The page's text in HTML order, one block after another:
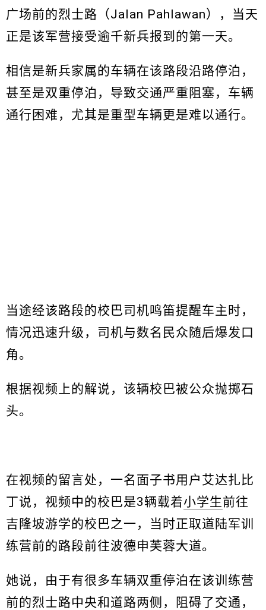
广场前的烈士路（Jalan Pahlawan），当天
正是该军营接受逾千新兵报到的第一天。
相信是新兵家属的车辆在该路段沿路停泊，
甚至是双重停泊，导致交通严重阻塞，车辆
通行困难，尤其是重型车辆更是难以通行。
当途经该路段的校巴司机鸣笛提醒车主时，
情况迅速升级，司机与数名民众随后爆发口
角。
根据视频上的解说，该辆校巴被公众抛掷石
头。
在视频的留言处，一名面子书用户艾达扎比
丁说，视频中的校巴是3辆载着小学生前往
吉隆坡游学的校巴之一，当时正取道陆军训
练营前的路段前往波德申芙蓉大道。
她说，由于有很多车辆双重停泊在该训练营
前的烈士路中央和道路两侧，阻碍了交通，